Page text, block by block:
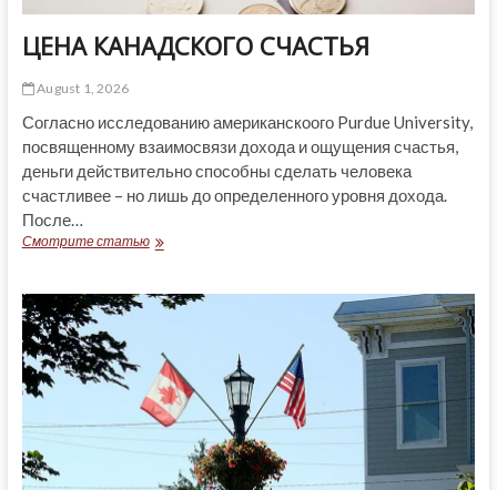
ЦЕНА КАНАДСКОГО СЧАСТЬЯ
August 1, 2026
Согласно исследованию американскоого Purdue University,
посвященному взаимосвязи дохода и ощущения счастья,
деньги действительно способны сделать человека
счастливее – но лишь до определенного уровня дохода.
После…
Смотрите статьюЦЕНА